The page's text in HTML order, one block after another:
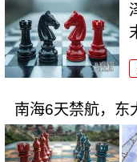
南海6天禁航，东